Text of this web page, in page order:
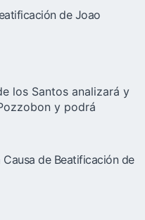
de Joao
los Santos analizará y
y podrá
de Beatificación de